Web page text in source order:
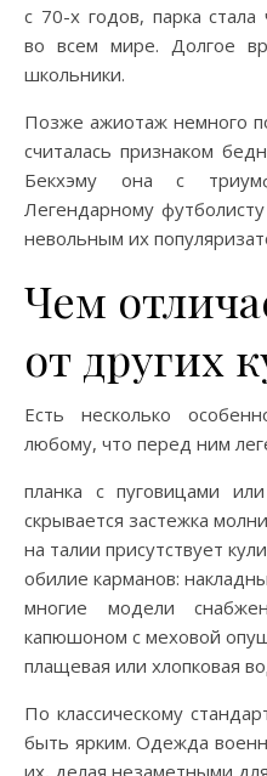
с 70-х годов, парка
во всем мире. Долгое
школьники.
Позже ажиотаж немного
считалась признаком
Бекхэму она с
Легендарному
невольным их
Чем
от других
Есть несколько
любому, что перед ним
планка с пуговицами
скрывается застежка
на талии присутствует
обилие карманов:
многие модели
капюшоном с меховой
плащевая или хлопковая
По классическому
быть ярким. Одежда
их, делая незаметными